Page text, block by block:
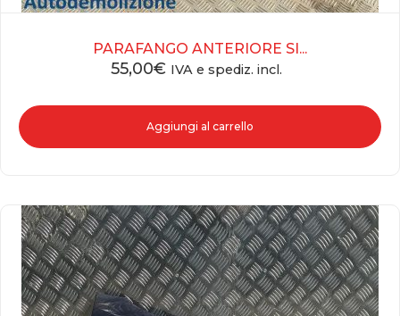
PARAFANGO ANTERIORE SI...
55,00€ IVA e spediz. incl.
Aggiungi al carrello